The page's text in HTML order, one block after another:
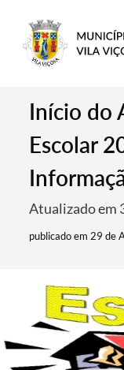
Início do
Escolar
Atualizado em
publicado em 29 de